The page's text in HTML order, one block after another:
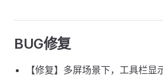
BUG修复
【修复】多屏场景下，工具栏显